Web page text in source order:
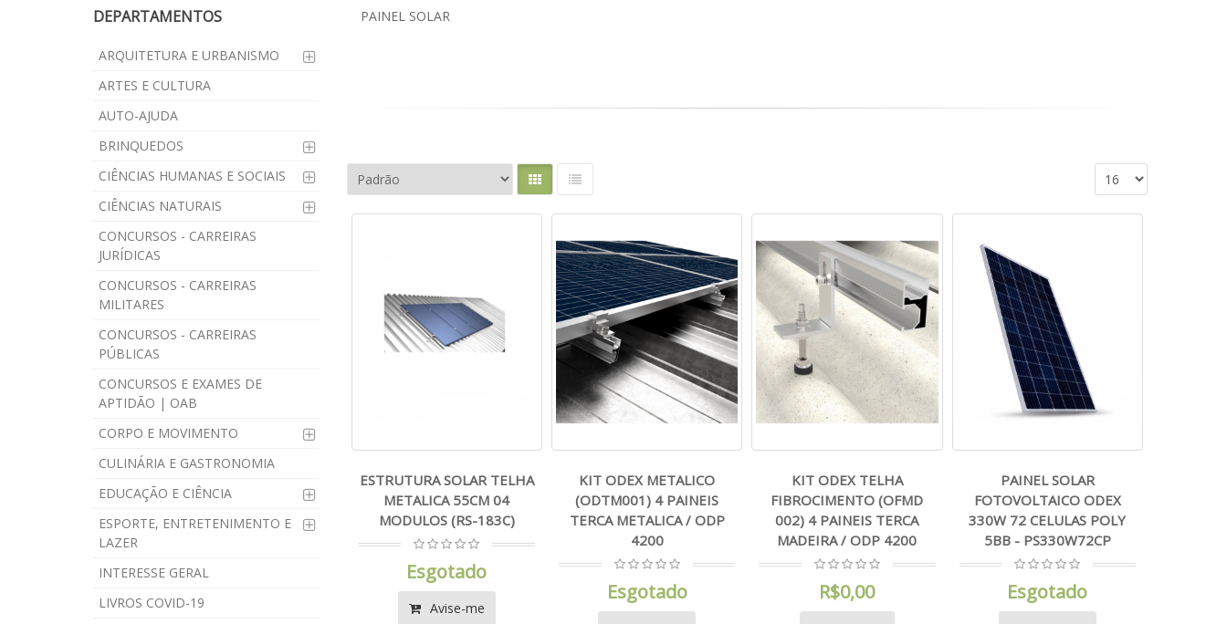
DEPARTAMENTOS
ARQUITETURA E URBANISMO
ARTES E CULTURA
AUTO-AJUDA
BRINQUEDOS
CIÊNCIAS HUMANAS E SOCIAIS
CIÊNCIAS NATURAIS
CONCURSOS - CARREIRAS
JURÍDICAS
CONCURSOS - CARREIRAS
MILITARES
CONCURSOS - CARREIRAS
PÚBLICAS
CONCURSOS E EXAMES DE
APTIDÃO | OAB
CORPO E MOVIMENTO
CULINÁRIA E GASTRONOMIA
EDUCAÇÃO E CIÊNCIA
ESPORTE, ENTRETENIMENTO E
LAZER
INTERESSE GERAL
LIVROS COVID-19
PAINEL SOLAR
ESTRUTURA SOLAR TELHA
METALICA 55CM 04
MODULOS (RS-183C)
Esgotado
Avise-me
KIT ODEX METALICO
(ODTM001) 4 PAINEIS
TERCA METALICA / ODP
4200
Esgotado
KIT ODEX TELHA
FIBROCIMENTO (OFMD
002) 4 PAINEIS TERCA
MADEIRA / ODP 4200
R$0,00
PAINEL SOLAR
FOTOVOLTAICO ODEX
330W 72 CELULAS POLY
5BB - PS330W72CP
Esgotado